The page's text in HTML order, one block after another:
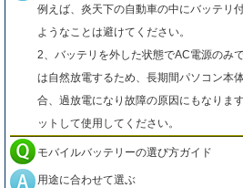
例えば、炎天下の自動車の中にバッテリ
ようなことは避けてください。
2、バッテリを外した状態でAC電源のみ
は自然放電するため、長期間パソコン本
合、過放電になり故障の原因にもなりま
ットして使用してください。
モバイルバッテリーの選び方ガイド
用途に合わせて選ぶ